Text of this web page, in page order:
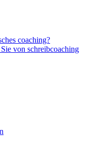
coaching?
von schreibcoaching